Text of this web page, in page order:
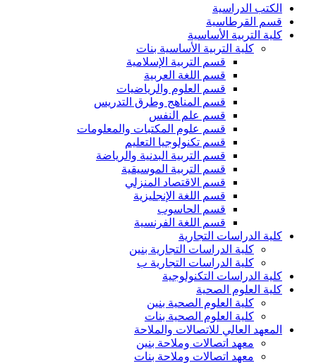
الكتب الدراسية
قسم القرطاسية
كلية التربية الأساسية
كلية التربية الأساسية بنات
قسم التربية الإسلامية
قسم اللغة العربية
قسم العلوم والرياضيات
قسم المناهج وطرق التدريس
قسم علم النفس
قسم علوم المكتبات والمعلومات
قسم تكنولوجيا التعليم
قسم التربية البدنية والرياضة
قسم التربية الموسيقية
قسم الاقتصاد المنزلي
قسم اللغة الإنجليزية
قسم الحاسوب
قسم اللغة الفرنسية
كلية الدراسات التجارية
كلية الدراسات التجارية بنين
كلية الدراسات التجارية ب
كلية الدراسات التكنولوجية
كلية العلوم الصحية
كلية العلوم الصحية بنين
كلية العلوم الصحية بنات
المعهد العالي للاتصالات والملاحة
معهد اتصالات وملاحة بنين
معهد اتصالات وملاحة بنات